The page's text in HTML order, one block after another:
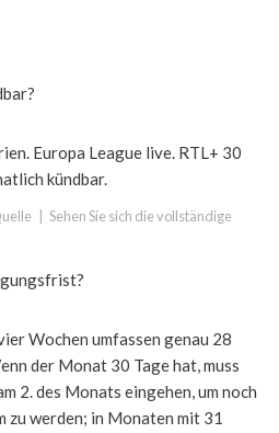
Europa League live. RTL+ 30
kündbar.
Sehen Sie sich die vollständige
Wochen umfassen genau 28
der Monat 30 Tage hat, muss
2. des Monats eingehen, um noch
zu werden; in Monaten mit 31